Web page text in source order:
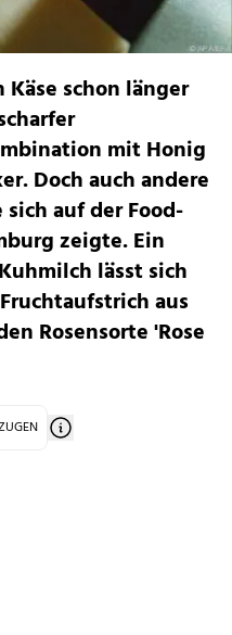
schon länger
mit Honig
Doch auch andere
auf der Food-
zeigte. Ein
lässt sich
aus
Rosensorte 'Rose